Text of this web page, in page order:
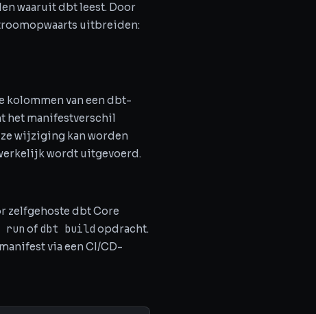
waaruit dbt leest. Door
uitbreiden:
kolommen van een dbt-
het manifestverschil
wijziging kan worden
wordt uitgevoerd.
zelfgehoste dbt Core
run of dbt build opdracht.
via een CI/CD-